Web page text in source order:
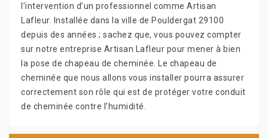
l’intervention d’un professionnel comme Artisan
Lafleur. Installée dans la ville de Pouldergat 29100
depuis des années ; sachez que, vous pouvez compter
sur notre entreprise Artisan Lafleur pour mener à bien
la pose de chapeau de cheminée. Le chapeau de
cheminée que nous allons vous installer pourra assurer
correctement son rôle qui est de protéger votre conduit
de cheminée contre l’humidité.